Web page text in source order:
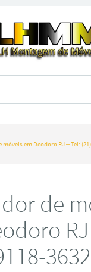
em Deodoro RJ – Tel: (21)
de
3632